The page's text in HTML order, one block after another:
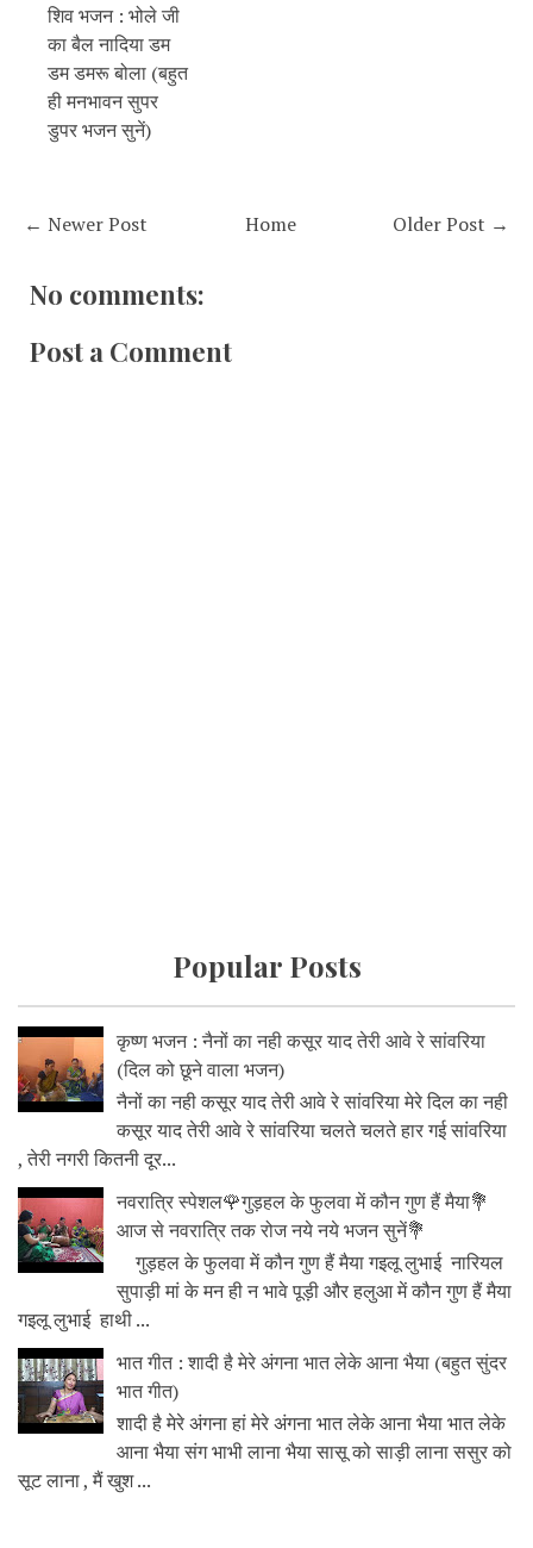
शिव भजन : भोले जी
का बैल नादिया डम
डम डमरू बोला (बहुत
ही मनभावन सुपर
डुपर भजन सुनें)
← Newer Post Older Post →
Home
No comments:
Post a Comment
Popular Posts
कृष्ण भजन : नैनों का नही कसूर याद तेरी आवे रे सांवरिया
(दिल को छूने वाला भजन)
नैनों का नही कसूर याद तेरी आवे रे सांवरिया मेरे दिल का नही
कसूर याद तेरी आवे रे सांवरिया चलते चलते हार गई सांवरिया
, तेरी नगरी कितनी दूर...
नवरात्रि स्पेशल🌹गुड़हल के फुलवा में कौन गुण हैं मैया💐
आज से नवरात्रि तक रोज नये नये भजन सुनें💐
गुड़हल के फुलवा में कौन गुण हैं मैया गइलू लुभाई नारियल
सुपाड़ी मां के मन ही न भावे पूड़ी और हलुआ में कौन गुण हैं मैया
गइलू लुभाई हाथी ...
भात गीत : शादी है मेरे अंगना भात लेके आना भैया (बहुत सुंदर
भात गीत)
शादी है मेरे अंगना हां मेरे अंगना भात लेके आना भैया भात लेके
आना भैया संग भाभी लाना भैया सासू को साड़ी लाना ससुर को
सूट लाना , मैं खुश ...